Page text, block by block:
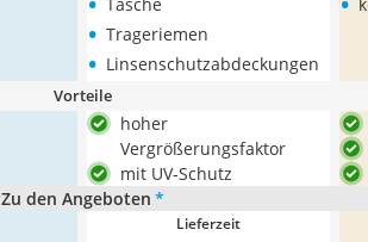
• Trageriemen
• Linsenschutzabdeckungen
Vorteile
hoher
Vergrößerungsfaktor
mit UV-Schutz
Zu den Angeboten *
Lieferzeit